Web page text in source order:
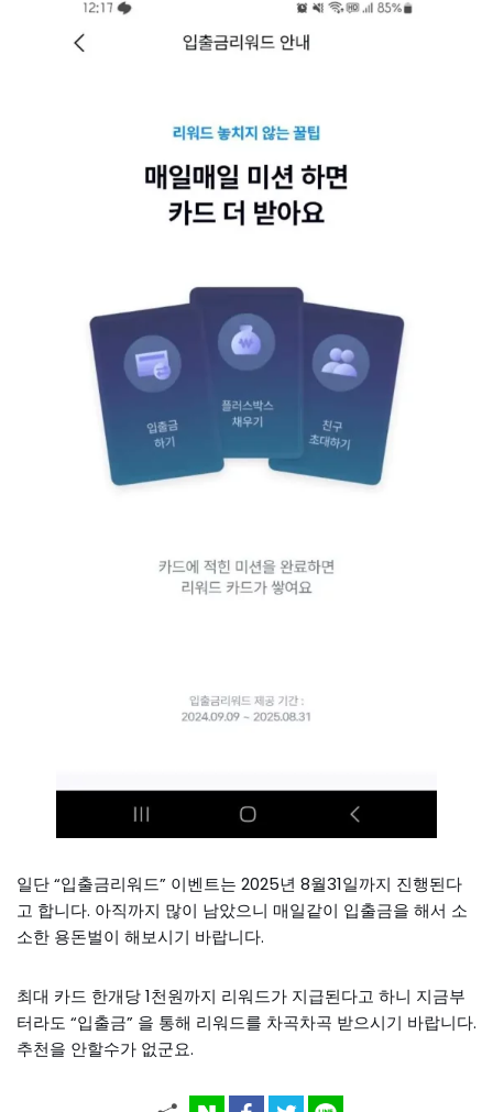
일단 “입출금리워드” 이벤트는 2025년 8월31일까지 진행된다
고 합니다. 아직까지 많이 남았으니 매일같이 입출금을 해서 소
소한 용돈벌이 해보시기 바랍니다.
최대 카드 한개당 1천원까지 리워드가 지급된다고 하니 지금부
터라도 “입출금” 을 통해 리워드를 차곡차곡 받으시기 바랍니다.
추천을 안할수가 없군요.